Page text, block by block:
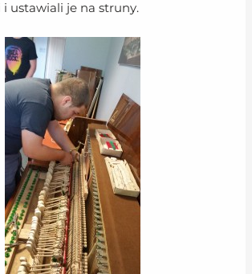
ustawiali je na struny.